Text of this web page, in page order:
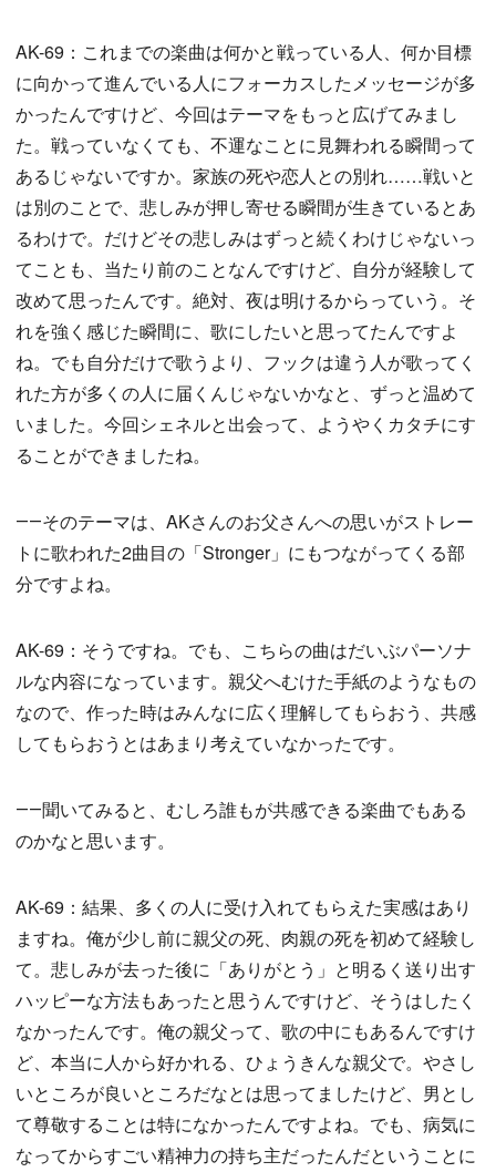
AK-69：これまでの楽曲は何かと戦っている人、何か目標
に向かって進んでいる人にフォーカスしたメッセージが多
かったんですけど、今回はテーマをもっと広げてみまし
た。戦っていなくても、不運なことに見舞われる瞬間って
あるじゃないですか。家族の死や恋人との別れ……戦いと
は別のことで、悲しみが押し寄せる瞬間が生きているとあ
るわけで。だけどその悲しみはずっと続くわけじゃないっ
てことも、当たり前のことなんですけど、自分が経験して
改めて思ったんです。絶対、夜は明けるからっていう。そ
れを強く感じた瞬間に、歌にしたいと思ってたんですよ
ね。でも自分だけで歌うより、フックは違う人が歌ってく
れた方が多くの人に届くんじゃないかなと、ずっと温めて
いました。今回シェネルと出会って、ようやくカタチにす
ることができましたね。
――そのテーマは、AKさんのお父さんへの思いがストレー
トに歌われた2曲目の「Stronger」にもつながってくる部
分ですよね。
AK-69：そうですね。でも、こちらの曲はだいぶパーソナ
ルな内容になっています。親父へむけた手紙のようなもの
なので、作った時はみんなに広く理解してもらおう、共感
してもらおうとはあまり考えていなかったです。
――聞いてみると、むしろ誰もが共感できる楽曲でもある
のかなと思います。
AK-69：結果、多くの人に受け入れてもらえた実感はあり
ますね。俺が少し前に親父の死、肉親の死を初めて経験し
て。悲しみが去った後に「ありがとう」と明るく送り出す
ハッピーな方法もあったと思うんですけど、そうはしたく
なかったんです。俺の親父って、歌の中にもあるんですけ
ど、本当に人から好かれる、ひょうきんな親父で。やさし
いところが良いところだなとは思ってましたけど、男とし
て尊敬することは特になかったんですよね。でも、病気に
なってからすごい精神力の持ち主だったんだということに